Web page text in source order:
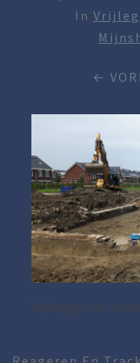
In
←
Vrijleggen van